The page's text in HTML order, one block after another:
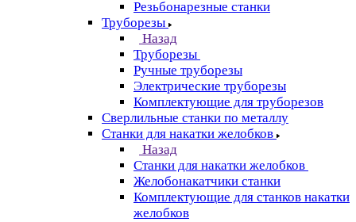
Резьбонарезные станки
Труборезы
Назад
Труборезы
Ручные труборезы
Электрические труборезы
Комплектующие для труборезов
Сверлильные станки по металлу
Станки для накатки желобков
Назад
Станки для накатки желобков
Желобонакатчики станки
Комплектующие для станков накатки
желобков